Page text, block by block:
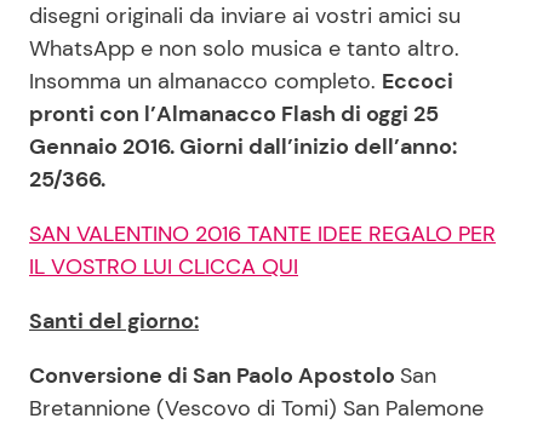
disegni originali da inviare ai vostri amici su
WhatsApp e non solo musica e tanto altro.
Insomma un almanacco completo. Eccoci
pronti con l’Almanacco Flash di oggi 25
Gennaio 2016. Giorni dall’inizio dell’anno:
25/366.
SAN VALENTINO 2016 TANTE IDEE REGALO PER
IL VOSTRO LUI CLICCA QUI
Santi del giorno:
Conversione di San Paolo Apostolo San
Bretannione (Vescovo di Tomi) San Palemone